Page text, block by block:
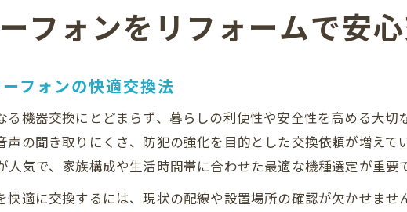
鹿屋市や東串良町で工事業者を選ぶポイント
リフォーム業者選びで失敗しない見極め術
インターフォン工事で重要なリフォーム業者の比較
地域密着型リフォーム業者のチェックポイント
リフォーム依頼時に確認したい業者の対応力
リフォームで得られる防犯性向上の秘訣とは
リフォームで実現する防犯性能アップの秘訣
フォンをリフォームで安
フォンの快適交換法
機器交換にとどまらず、暮らしの利便性や安全性を高める大
の聞き取りにくさ、防犯の強化を目的とした交換依頼が増えて
気で、家族構成や生活時間帯に合わせた最適な機種選定が重要で
快適に交換するには、現状の配線や設置場所の確認が欠かせま